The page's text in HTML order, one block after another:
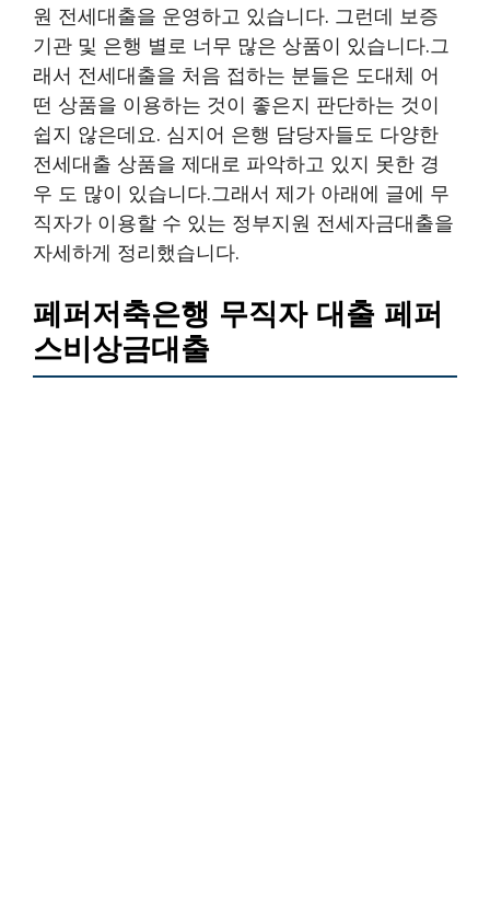
원 전세대출을 운영하고 있습니다. 그런데 보증
기관 및 은행 별로 너무 많은 상품이 있습니다.그
래서 전세대출을 처음 접하는 분들은 도대체 어
떤 상품을 이용하는 것이 좋은지 판단하는 것이
쉽지 않은데요. 심지어 은행 담당자들도 다양한
전세대출 상품을 제대로 파악하고 있지 못한 경
우 도 많이 있습니다.그래서 제가 아래에 글에 무
직자가 이용할 수 있는 정부지원 전세자금대출을
자세하게 정리했습니다.
페퍼저축은행 무직자 대출 페퍼
스비상금대출